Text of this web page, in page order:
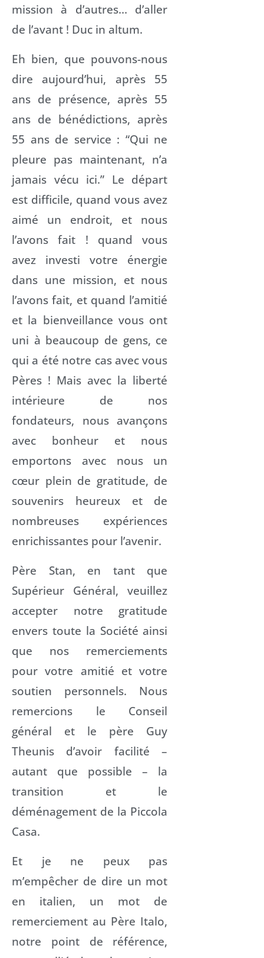
mission à d’autres… d’aller
de l’avant ! Duc in altum.
Eh bien, que pouvons-nous
dire aujourd’hui, après 55
ans de présence, après 55
ans de bénédictions, après
55 ans de service : “Qui ne
pleure pas maintenant, n’a
jamais vécu ici.” Le départ
est difficile, quand vous avez
aimé un endroit, et nous
l’avons fait ! quand vous
avez investi votre énergie
dans une mission, et nous
l’avons fait, et quand l’amitié
et la bienveillance vous ont
uni à beaucoup de gens, ce
qui a été notre cas avec vous
Pères ! Mais avec la liberté
intérieure de nos
fondateurs, nous avançons
avec bonheur et nous
emportons avec nous un
cœur plein de gratitude, de
souvenirs heureux et de
nombreuses expériences
enrichissantes pour l’avenir.
Père Stan, en tant que
Supérieur Général, veuillez
accepter notre gratitude
envers toute la Société ainsi
que nos remerciements
pour votre amitié et votre
soutien personnels. Nous
remercions le Conseil
général et le père Guy
Theunis d’avoir facilité –
autant que possible – la
transition et le
déménagement de la Piccola
Casa.
Et je ne peux pas
m’empêcher de dire un mot
en italien, un mot de
remerciement au Père Italo,
notre point de référence,